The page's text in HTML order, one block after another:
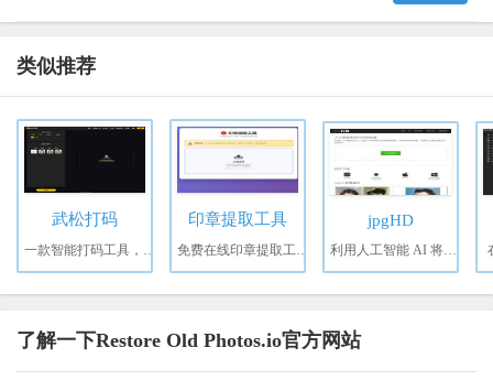
类似推荐
武松打码 印章提取工具 jpgHD
了解一下Restore Old Photos.io官方网站